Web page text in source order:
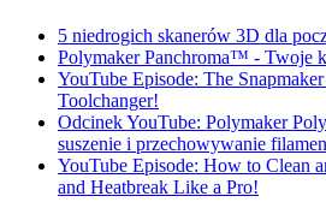
5 niedrogich skanerów 3D dla
Polymaker Panchroma™ - Twoje
YouTube Episode: The
Toolchanger!
Odcinek YouTube: Polymaker
suszenie i przechowywanie
YouTube Episode: How to Clean
and Heatbreak Like a Pro!